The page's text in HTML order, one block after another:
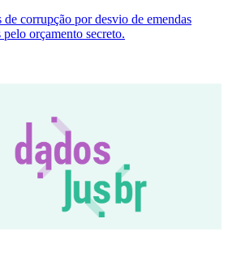
de corrupção por desvio de emendas
pelo orçamento secreto.